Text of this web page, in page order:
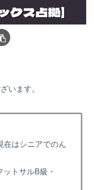
います。
はシニアでのん
トサルB級・